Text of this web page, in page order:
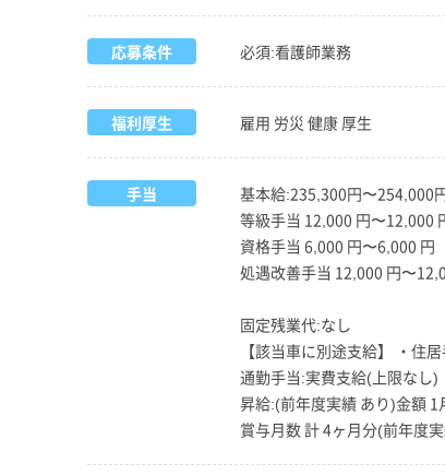
応募条件 必須:看護師業務
福利厚生 雇用 労災 健康 厚生
手当
基本給:235,300円〜254,000
等級手当 12,000 円〜12,000
資格手当 6,000 円〜6,000 円
処遇改善手当 12,000 円〜
固定残業代:なし
【該当車に別途支給】 ・住
通勤手当:実費支給(上限なし)
昇給:(前年度実績 あり)金額
賞与月数 計 4ヶ月分(前年度